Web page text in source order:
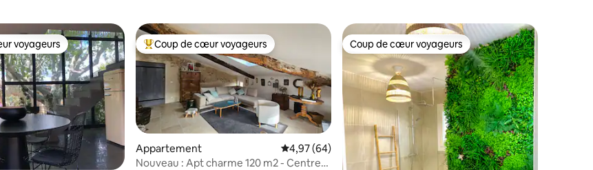
voyageurs les plus appréciés
voyageurs Coups de cœur voyageurs les plus appréciés
Coup de cœur voyageurs
Appartement Évaluation moyenne sur la base de 64 commentaires : 4,97 sur 5
4,97 (64)
Nouveau : Apt charme 120 m2 - Centre
Coup de cœur voyageurs
Coup de cœur voyageurs